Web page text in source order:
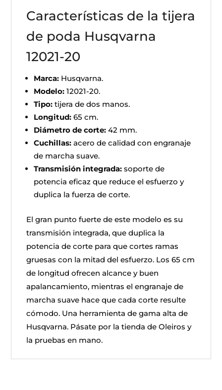
Características de la tijera
de poda Husqvarna
12021-20
Marca: Husqvarna.
Modelo: 12021-20.
Tipo: tijera de dos manos.
Longitud: 65 cm.
Diámetro de corte: 42 mm.
Cuchillas: acero de calidad con engranaje
de marcha suave.
Transmisión integrada: soporte de
potencia eficaz que reduce el esfuerzo y
duplica la fuerza de corte.
El gran punto fuerte de este modelo es su
transmisión integrada, que duplica la
potencia de corte para que cortes ramas
gruesas con la mitad del esfuerzo. Los 65 cm
de longitud ofrecen alcance y buen
apalancamiento, mientras el engranaje de
marcha suave hace que cada corte resulte
cómodo. Una herramienta de gama alta de
Husqvarna. Pásate por la tienda de Oleiros y
la pruebas en mano.